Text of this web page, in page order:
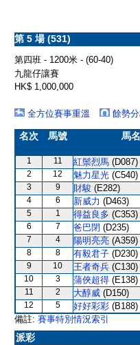
第 5 場 (531)
第四班 - 1200米 - (60-40)
九龍仔讓賽
HK$ 1,000,000
全方位賽事重溫
餘勢
名次 馬號 馬名
1 11 紅鬃烈馬 (D087)
2 12 魅力星光 (C540)
3 9 財駿 (E282)
4 6 新威力 (D463)
5 1 得益良多 (C353)
6 7 爸巴閉 (D235)
7 4 陽明亮亮 (A359)
8 8 有毅君子 (D230)
9 10 王者奇兵 (C130)
10 3 蒲俠超得 (E138)
11 2 大醇威 (D150)
12 5 好好彩彩 (B188)
備註: 賽事特別情況索引
派彩